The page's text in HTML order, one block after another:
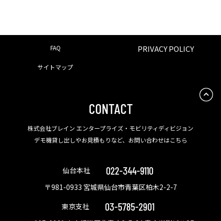
FAQ PRIVACY POLICY
サイトマップ
CONTACT
株式会社ブレイン エンタープライズ・モビリティディビジョン
デモ機貸し出しやお見積もりなど、お問い合わせはこちら
仙台本社 022-344-9110
〒981-0933 宮城県仙台市青葉区柏木2-2-7
東京支社
03-5785-2901